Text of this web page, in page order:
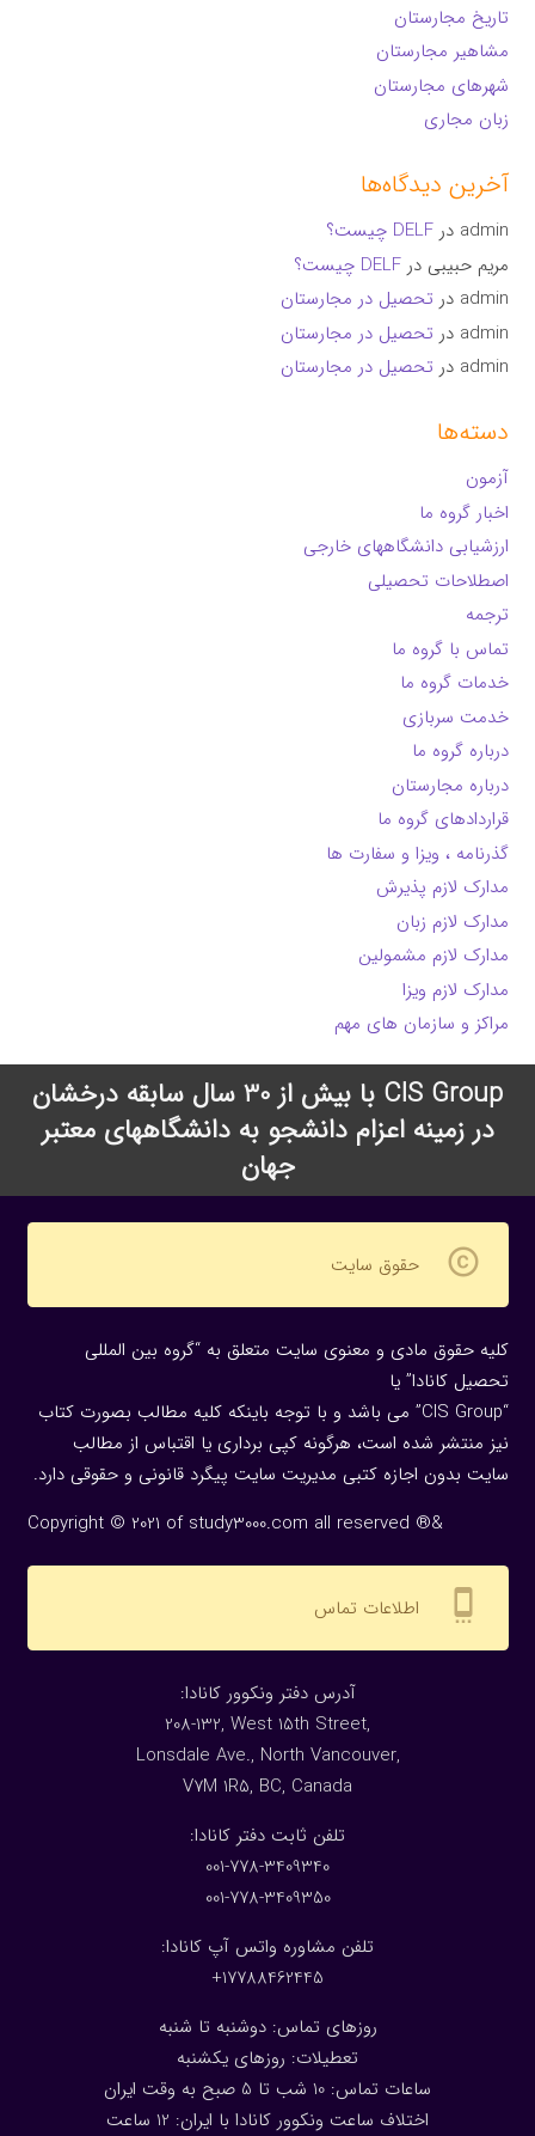
تاریخ مجارستان
مشاهیر مجارستان
شهرهای مجارستان
زبان مجاری
آخرین دیدگاه‌ها
admin درDELF چیست؟
مریم حبیبی درDELF چیست؟
admin در تحصیل در مجارستان
admin در تحصیل در مجارستان
admin در تحصیل در مجارستان
دسته‌ها
آزمون
اخبار گروه ما
ارزشیابی دانشگاههای خارجی
اصطلاحات تحصیلی
ترجمه
تماس با گروه ما
خدمات گروه ما
خدمت سربازی
درباره گروه ما
درباره مجارستان
قراردادهای گروه ما
گذرنامه ، ویزا و سفارت ها
مدارک لازم پذیرش
مدارک لازم زبان
مدارک لازم مشمولین
مدارک لازم ویزا
مراکز و سازمان های مهم
CIS Group با بیش از 30 سال سابقه درخشان
در زمینه اعزام دانشجو به دانشگاههای معتبر
جهان
copyright حقوق سایت
کلیه حقوق مادی و معنوی سایت متعلق به “گروه بین المللی
تحصیل کانادا” یا
“CIS Group” می باشد و با توجه باینکه کلیه مطالب بصورت کتاب
نیز منتشر شده است، هرگونه كپی برداری یا اقتباس از مطالب
سایت بدون اجازه كتبی مدیریت سایت پیگرد قانونی و حقوقی دارد.
Copyright © 2021 of study3000.com all reserved ®&
settings_cell اطلاعات تماس
:آدرس دفتر ونکوور کانادا
208-132, West 15th Street,
Lonsdale Ave., North Vancouver,
V7M 1R5, BC, Canada
:تلفن ثابت دفتر کانادا
001-778-3409340
001-778-3409350
تلفن مشاوره واتس آپ کانادا:
17788462445+
روزهای تماس: دوشنبه تا شنبه
تعطیلات: روزهای یکشنبه
ساعات تماس: 10 شب تا 5 صبح به وقت ایران
اختلاف ساعت ونکوور کانادا با ایران: 1 2 ساعت